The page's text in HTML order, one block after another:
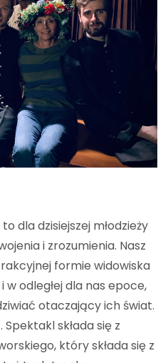
dla dzisiejszej młodzieży
i zrozumienia. Nasz
formie widowiska
w odległej dla nas epoce,
otaczający ich świat.
składa się z
który składa się z